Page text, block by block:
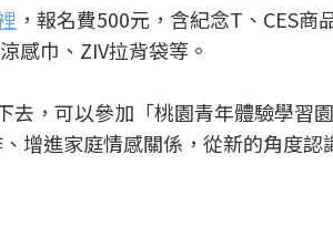
，報名費500元，含紀念T、CES商
感巾、ZIV拉背袋等。
去，可以參加「桃園青年體驗學習
增進家庭情感關係，從新的角度認